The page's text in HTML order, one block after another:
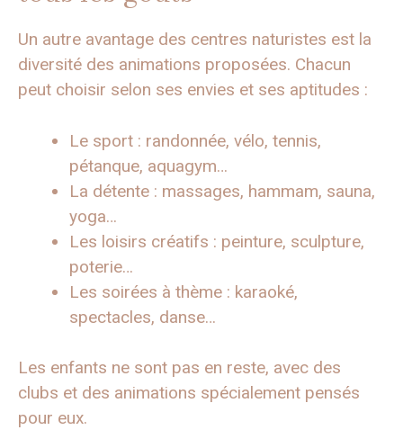
Un autre avantage des centres naturistes est la
diversité des animations proposées. Chacun
peut choisir selon ses envies et ses aptitudes :
Le sport : randonnée, vélo, tennis,
pétanque, aquagym…
La détente : massages, hammam, sauna,
yoga…
Les loisirs créatifs : peinture, sculpture,
poterie…
Les soirées à thème : karaoké,
spectacles, danse…
Les enfants ne sont pas en reste, avec des
clubs et des animations spécialement pensés
pour eux.